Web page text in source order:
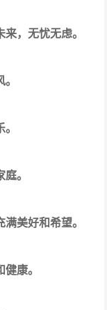
，无忧无虑。
。
美好和希望。
康。